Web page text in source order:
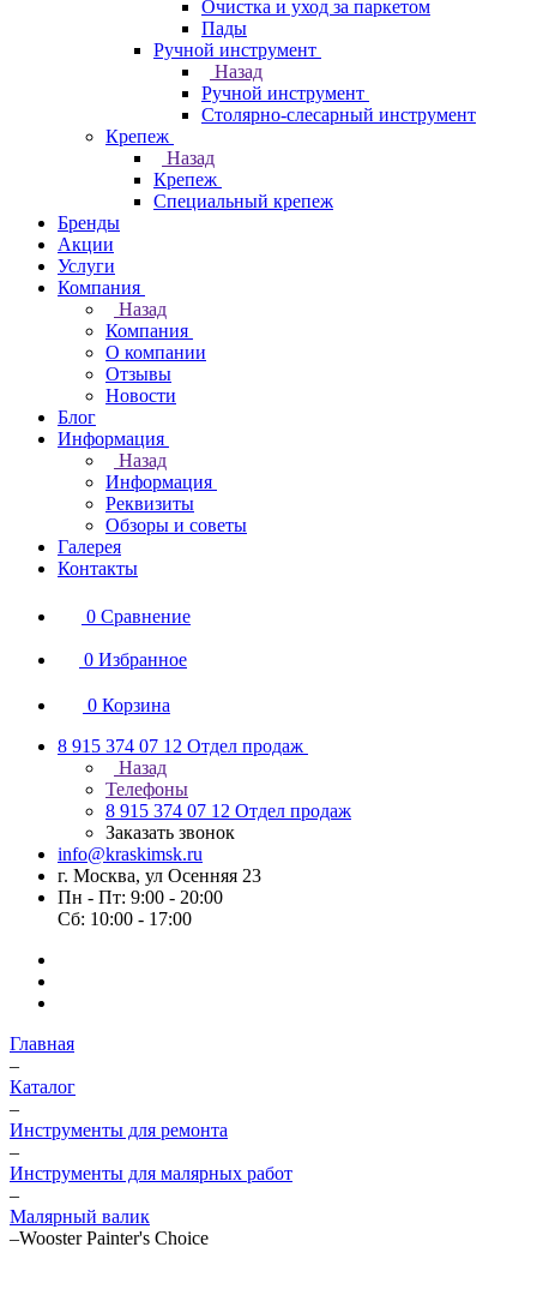
Очистка и уход за паркетом
Пады
Ручной инструмент
Назад
Ручной инструмент
Столярно-слесарный инструмент
Крепеж
Назад
Крепеж
Специальный крепеж
Бренды
Акции
Услуги
Компания
Назад
Компания
О компании
Отзывы
Новости
Блог
Информация
Назад
Информация
Реквизиты
Обзоры и советы
Галерея
Контакты
0 Сравнение
0 Избранное
0 Корзина
8 915 374 07 12 Отдел продаж
Назад
Телефоны
8 915 374 07 12 Отдел продаж
Заказать звонок
info@kraskimsk.ru
г. Москва, ул Осенняя 23
Пн - Пт: 9:00 - 20:00
Сб: 10:00 - 17:00
Главная
–
Каталог
–
Инструменты для ремонта
–
Инструменты для малярных работ
–
Малярный валик
–Wooster Painter's Choice